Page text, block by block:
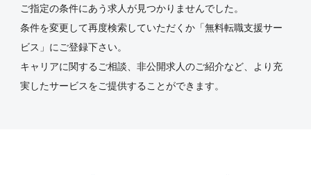
ご指定の条件にあう求人が見つかりませんでした。
条件を変更して再度検索していただくか「無料転職支援サー
ビス」にご登録下さい。
キャリアに関するご相談、非公開求人のご紹介など、より充
実したサービスをご提供することができます。